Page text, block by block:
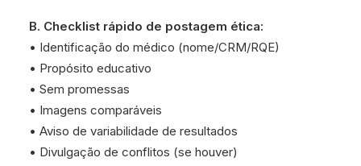
B. Checklist rápido de postagem ética:
• Identificação do médico (nome/CRM/RQE)
• Propósito educativo
• Sem promessas
• Imagens comparáveis
• Aviso de variabilidade de resultados
• Divulgação de conflitos (se houver)